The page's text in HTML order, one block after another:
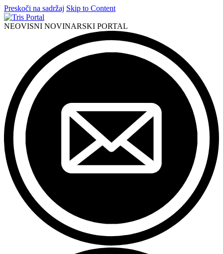
Preskoči na sadržaj Skip to Content
NEOVISNI NOVINARSKI PORTAL